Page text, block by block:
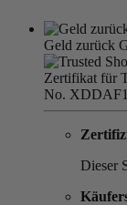
Geld zurück
Zertifikat für
No.
Dieser